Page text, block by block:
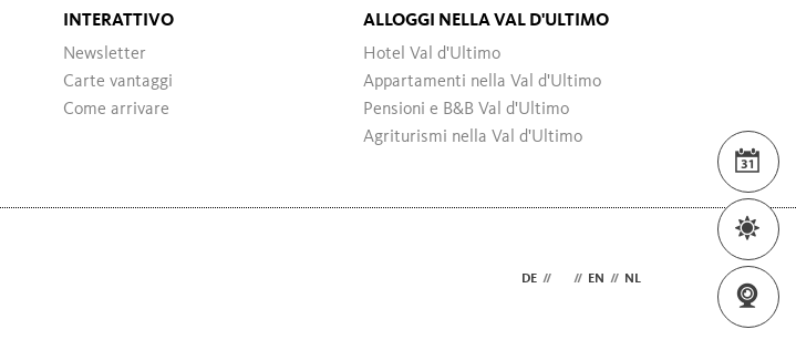
INTERATTIVO
Newsletter
Carte vantaggi
Come arrivare
ALLOGGI NELLA VAL D'ULTIMO
Hotel Val d'Ultimo
Appartamenti nella Val d'Ultimo
Pensioni e B&B Val d'Ultimo
Agriturismi nella Val d'Ultimo
DE // // EN // NL